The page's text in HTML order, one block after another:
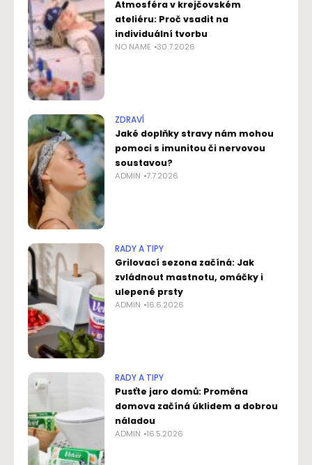
Atmosféra v krejčovském
ateliéru: Proč vsadit na
individuální tvorbu
NO NAME 30.7.2026
ZDRAVÍ
Jaké doplňky stravy nám mohou
pomoci s imunitou či nervovou
soustavou?
ADMIN 7.7.2026
RADY A TIPY
Grilovací sezona začíná: Jak
zvládnout mastnotu, omáčky i
ulepené prsty
ADMIN 16.6.2026
RADY A TIPY
Pusťte jaro domů: Proměna
domova začíná úklidem a dobrou
náladou
ADMIN 16.5.2026